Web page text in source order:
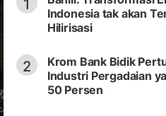
1
Indonesia tak akan
Hilirisasi
2
Krom Bank Bidik
Industri Pergadaian
50 Persen